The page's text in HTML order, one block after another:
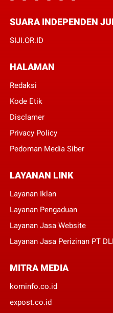
SUARA INDEPENDEN
SIJI.OR.ID
HALAMAN
Redaksi
Kode Etik
Disclamer
Privacy Policy
Pedoman Media Siber
LAYANAN LINK
Layanan Iklan
Layanan Pengaduan
Layanan Jasa Website
Layanan Jasa Perizinan PT
MITRA MEDIA
kominfo.co.id
expost.co.id